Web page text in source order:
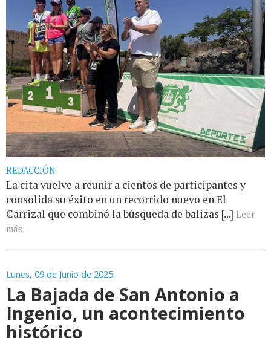
REDACCIÓN
La cita vuelve a reunir a cientos de participantes y
consolida su éxito en un recorrido nuevo en El
Carrizal que combinó la búsqueda de balizas [...] Leer
más...
Lunes, 09 de Junio de 2025
La Bajada de San Antonio a
Ingenio, un acontecimiento
histórico